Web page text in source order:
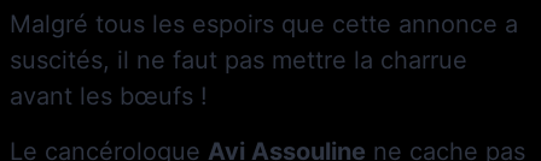
Malgré tous les espoirs que cette annonce a
suscités, il ne faut pas mettre la charrue
avant les bœufs !
Le cancérologue Avi Assouline ne cache pas